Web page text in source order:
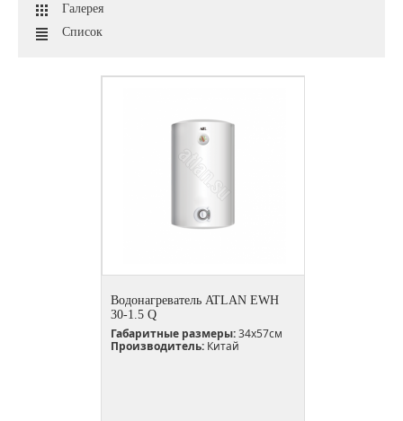
Галерея
Список
Водонагреватель ATLAN EWH
30-1.5 Q
Габаритные размеры:34x57см
Производитель: Китай